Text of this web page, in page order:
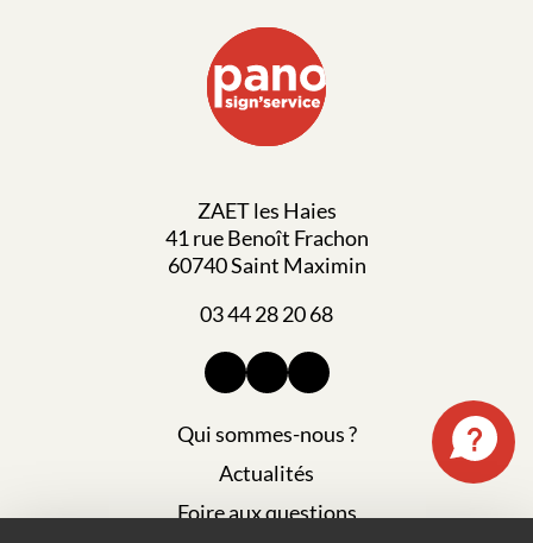
ZAET les Haies
41 rue Benoît Frachon
60740 Saint Maximin
03 44 28 20 68
Qui sommes-nous ?
Actualités
Foire aux questions